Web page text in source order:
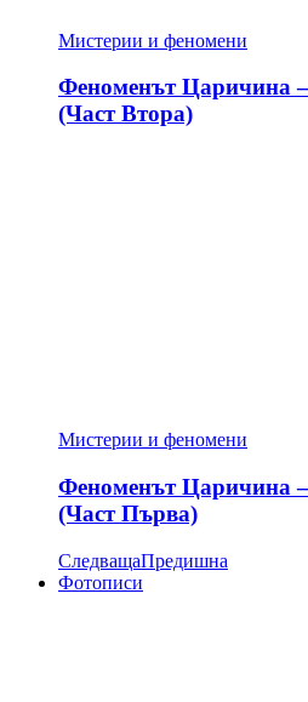
Мистерии и феномени
Феноменът Царичина
(Част Втора)
Мистерии и феномени
Феноменът Царичина
(Част Първа)
СледващаПредишна
Фотописи